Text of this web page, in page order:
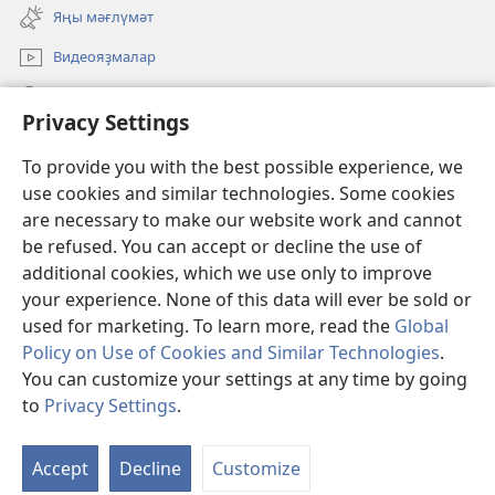
Privacy Settings
To provide you with the best possible experience, we
use cookies and similar technologies. Some cookies
are necessary to make our website work and cannot
be refused. You can accept or decline the use of
additional cookies, which we use only to improve
your experience. None of this data will ever be sold or
used for marketing. To learn more, read the Global
Policy on Use of Cookies and Similar Technologies.
You can customize your settings at any time by going
to Privacy Settings.
Accept Decline Customize
new
window)
Яңы мәғлүмәт
Видеояҙмалар
(opens
window)Күҙәтеү манараһының ОНЛАЙН КИТАПХАНАҺЫ
(opens
new
window)JW Hub ®
(opens
new
window)
Copyright© 2026 Watch Tower Bible and Tract Society of Pennsylvania.
ҠУЛЛАНЫУ ҠАҒИҘӘЛӘРЕ